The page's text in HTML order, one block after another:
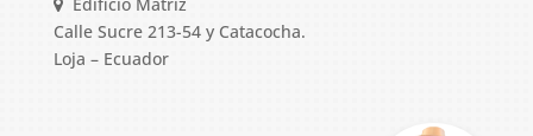
Calle Sucre 213-54 y Catacocha.
Loja – Ecuador